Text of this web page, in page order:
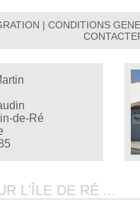
| CONDITIONS
de-Ré
L'ÎLE DE RÉ ...